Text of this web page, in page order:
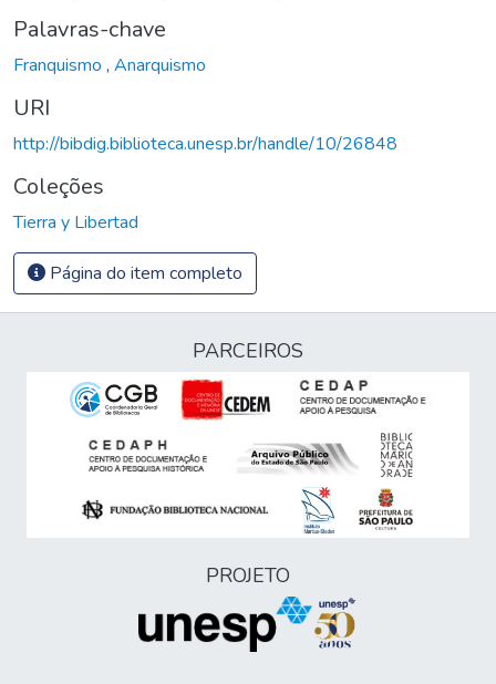
Palavras-chave
Franquismo , Anarquismo
URI
http://bibdig.biblioteca.unesp.br/handle/10/26848
Coleções
Tierra y Libertad
Página do item completo
PARCEIROS
PROJETO